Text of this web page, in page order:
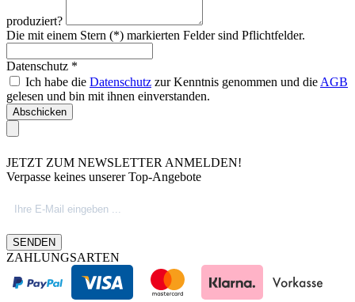
produziert?
Die mit einem Stern (*) markierten Felder sind Pflichtfelder.
Datenschutz *
Ich habe die Datenschutz zur Kenntnis genommen und die AGB
gelesen und bin mit ihnen einverstanden.
Abschicken
JETZT ZUM NEWSLETTER ANMELDEN!
Verpasse keines unserer Top-Angebote
SENDEN
ZAHLUNGSARTEN